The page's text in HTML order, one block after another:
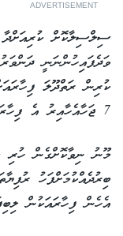
ADVERTISEMENT
ސިލްސިލާކޮށް
ވަދެފައިހުންނަނީ
ކުރިން ރަތްދޫލަ
7 ޖަހާއެހާއިރު އެ ފިހާރަ ހުޅުވާފަ ހުއްޓަ އެވެ.
މޫނު ނިވާކޮށްގެން
ބިރުދެއްކުމަށްފަހު
އެހެން ފިހާރައަކުން